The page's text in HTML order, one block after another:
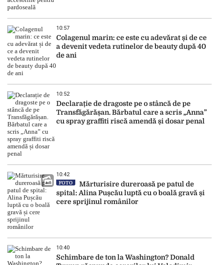
10:57
Colagenul marin: ce este cu adevărat și de ce
a devenit vedeta rutinelor de beauty după 40
de ani
10:52
Declarație de dragoste pe o stâncă de pe
Transfăgărășan. Bărbatul care a scris „Anna”
cu spray graffiti riscă amendă și dosar penal
10:42
FOTO
Mărturisire dureroasă pe patul de
spital: Alina Pușcău luptă cu o boală gravă și
cere sprijinul românilor
10:40
Schimbare de ton la Washington? Donald